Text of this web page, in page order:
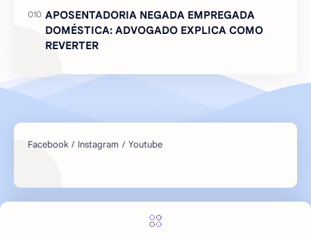
APOSENTADORIA NEGADA EMPREGADA
DOMÉSTICA: ADVOGADO EXPLICA COMO
REVERTER